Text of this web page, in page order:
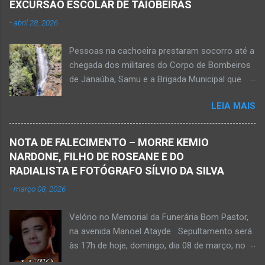
enfeitam o ambiente. Parabéns aos moradores
mais agradável, sustentável, linda e limpa.
EXCURSÃO ESCOLAR DE TAIOBEIRAS
-abril 28, 2026
Pessoas na cachoeira prestaram socorro até a
chegada dos militares do Corpo de Bombeiros
de Janaúba, Samu e a Brigada Municipal que
resistiu e foi a óbito Foto álbum pessoal Kauan
Pereira Alves publicou em sua rede social a
foto em que apreciava a Cachoeira Maria Rosa,
em Mato Verde, pouco tempo antes de se
afogar e depois vir a óbito nesta terça-feira, dia
socorrem estudante que se afogou em
cachoeira em Mato Verde nesta terça-feira, dia
28 de abril de 2026. Adolescente não resistiu e
LEIA MAIS
NOTA DE FALECIMENTO – MORRE KEMIO
NARDONE, FILHO DE ROSEANE E DO
RADIALISTA E FOTÓGRAFO SÍLVIO DA SILVA
-março 08, 2026
Velório no Memorial da Funerária Bom Pastor,
na avenida Manoel Atayde Sepultamento será
às 17h de hoje, domingo, dia 08 de março, no